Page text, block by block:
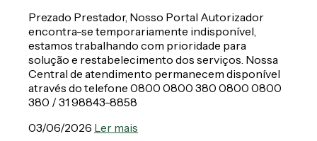
Prezado Prestador, Nosso Portal Autorizador
encontra-se temporariamente indisponível,
estamos trabalhando com prioridade para
solução e restabelecimento dos serviços. Nossa
Central de atendimento permanecem disponível
através do telefone 0800 0800 380 0800 0800
380 / 31 98843-8858
03/06/2026 Ler mais